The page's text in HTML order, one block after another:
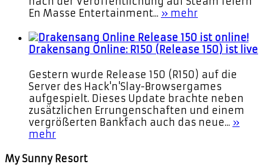
En Masse Entertainment... » mehr
Drakensang Online: R150 (Release 150) ist live
Gestern wurde Release 150 (R150) auf die
Server des Hack'n'Slay-Browsergames
aufgespielt. Dieses Update brachte neben
zusätzlichen Errungenschaften und einem
vergrößerten Bankfach auch das neue... »
mehr
My Sunny Resort